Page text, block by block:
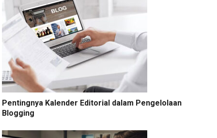
Pentingnya Kalender Editorial dalam Pengelolaan
Blogging